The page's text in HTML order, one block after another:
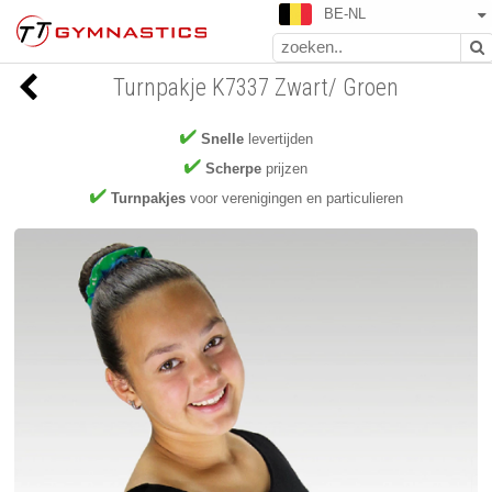
BE-NL
Snellelevertijden
Scherpe prijzen
Turnpakjesvoor verenigingen en particulieren
Turnpakje K7337 Zwart/ Groen